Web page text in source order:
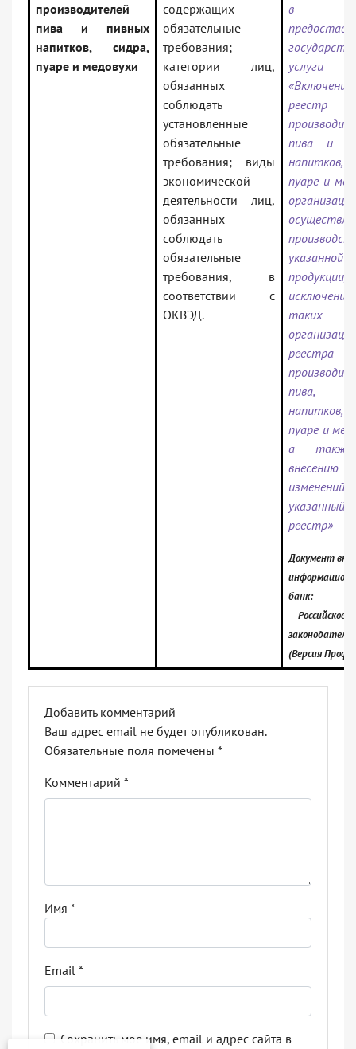
производителей
пива и пивных
напитков, сидра,
пуаре и медовухи
содержащих
обязательные
требования;
категории лиц,
обязанных
соблюдать
установленные
обязательные
требования; виды
экономической
деятельности лиц,
обязанных
соблюдать
обязательные
требования, в
соответствии с
ОКВЭД.
в
услуги
реестр
пива и
напитков,
пуаре и
указанной
продукции,
исключению
таких
реестра
пива,
напитков,
пуаре и
а
внесению
указанный
реестр»
Документ
банк:
— Российское
(Версия Проф)
Добавить комментарий
Ваш адрес email не будет опубликован.
Обязательные поля помечены *
Комментарий *
Имя *
Email *
Сохранить моё имя, email и адрес сайта в